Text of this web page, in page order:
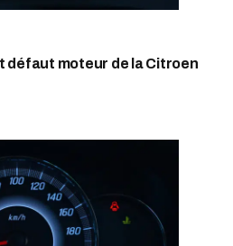
défaut moteur de la Citroen